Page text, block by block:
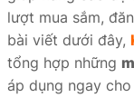
lượt mua sắm,
bài viết dưới đây,
tổng hợp những
áp dụng ngay